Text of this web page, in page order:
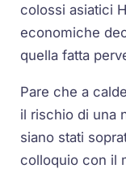
colossi asiatici
economiche
quella fatta
Pare che a
il rischio di una
siano stati
colloquio con il